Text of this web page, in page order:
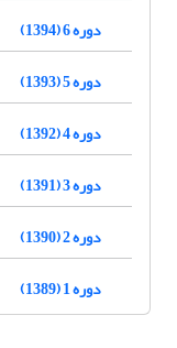
دوره 6 (1394)
دوره 5 (1393)
دوره 4 (1392)
دوره 3 (1391)
دوره 2 (1390)
دوره 1 (1389)